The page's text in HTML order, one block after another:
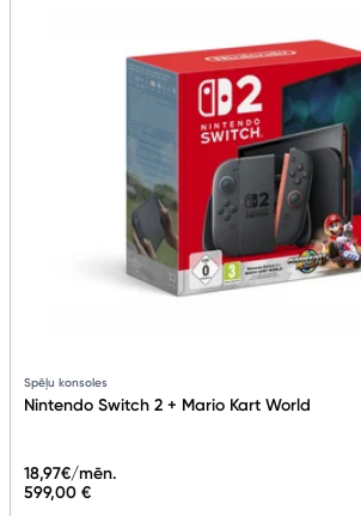
Spēļu konsoles
Nintendo Switch 2 + Mario Kart World
599,00 €
18,97€/mēn.